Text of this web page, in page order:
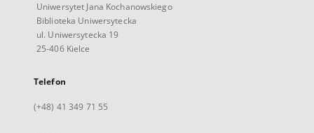
Uniwersytet Jana Kochanowskiego
Biblioteka Uniwersytecka
ul. Uniwersytecka 19
25-406 Kielce
Telefon
(+48) 41 349 71 55